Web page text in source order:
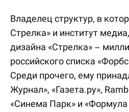
Владелец структур, в
Стрелка» и институт
дизайна «Стрелка» –
российского списка
Среди прочего, ему
Журнал», «Газета.ру»,
«Синема Парк» и «Формула